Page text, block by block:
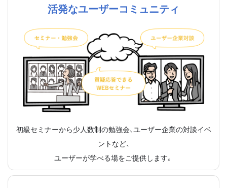
活発なユーザーコミュニティ
初級セミナーから少人数制の勉強会、ユーザー企業の対談イベ
ントなど、
ユーザーが学べる場をご提供します。